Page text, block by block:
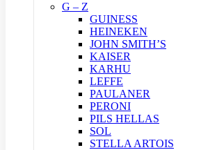
G – Z
GUINESS
HEINEKEN
JOHN SMITH’S
KAISER
KARHU
LEFFE
PAULANER
PERONI
PILS HELLAS
SOL
STELLA ARTOIS